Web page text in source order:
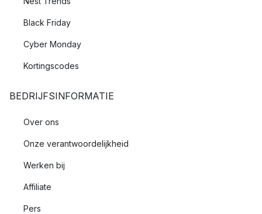
Black Friday
Cyber Monday
Kortingscodes
BEDRIJFSINFORMATIE
Over ons
Onze verantwoordelijkheid
Werken bij
Affiliate
Pers